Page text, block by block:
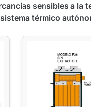
sensibles a la
térmico